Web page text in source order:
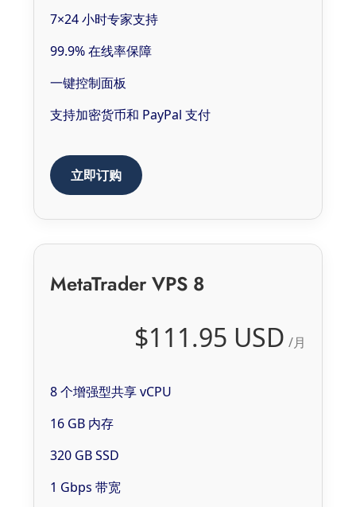
7×24 小时专家支持
99.9% 在线率保障
一键控制面板
支持加密货币和 PayPal 支付
立即订购
MetaTrader VPS 8
$111.95 USD /月
8 个增强型共享 vCPU
16 GB 内存
320 GB SSD
1 Gbps 带宽